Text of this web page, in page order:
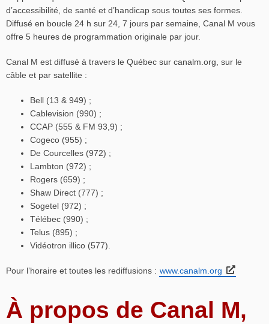
d’accessibilité, de santé et d’handicap sous toutes ses formes.
Diffusé en boucle 24 h sur 24, 7 jours par semaine, Canal M vous
offre 5 heures de programmation originale par jour.
Canal M est diffusé à travers le Québec sur canalm.org, sur le
câble et par satellite :
Bell (13 & 949) ;
Cablevision (990) ;
CCAP (555 & FM 93,9) ;
Cogeco (955) ;
De Courcelles (972) ;
Lambton (972) ;
Rogers (659) ;
Shaw Direct (777) ;
Sogetel (972) ;
Télébec (990) ;
Telus (895) ;
Vidéotron illico (577).
Pour l’horaire et toutes les rediffusions : www.canalm.org
À propos de Canal M,